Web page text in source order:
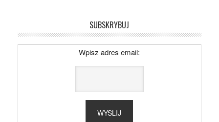
SUBSKRYBUJ
Wpisz adres email: